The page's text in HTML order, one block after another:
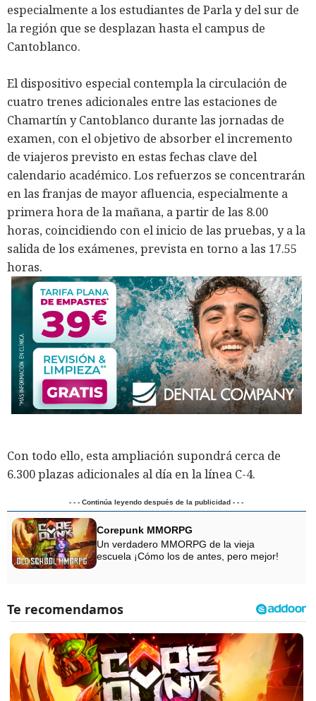
especialmente a los estudiantes de Parla y del sur de
la región que se desplazan hasta el campus de
Cantoblanco.
El dispositivo especial contempla la circulación de
cuatro trenes adicionales entre las estaciones de
Chamartín y Cantoblanco durante las jornadas de
examen, con el objetivo de absorber el incremento
de viajeros previsto en estas fechas clave del
calendario académico. Los refuerzos se concentrarán
en las franjas de mayor afluencia, especialmente a
primera hora de la mañana, a partir de las 8.00
horas, coincidiendo con el inicio de las pruebas, y a la
salida de los exámenes, prevista en torno a las 17.55
horas.
Con todo ello, esta ampliación supondrá cerca de
6.300 plazas adicionales al día en la línea C-4.
- - - Continúa leyendo después de la publicidad - - -
Corepunk MMORPG
Un verdadero MMORPG de la vieja
escuela ¡Cómo los de antes, pero mejor!